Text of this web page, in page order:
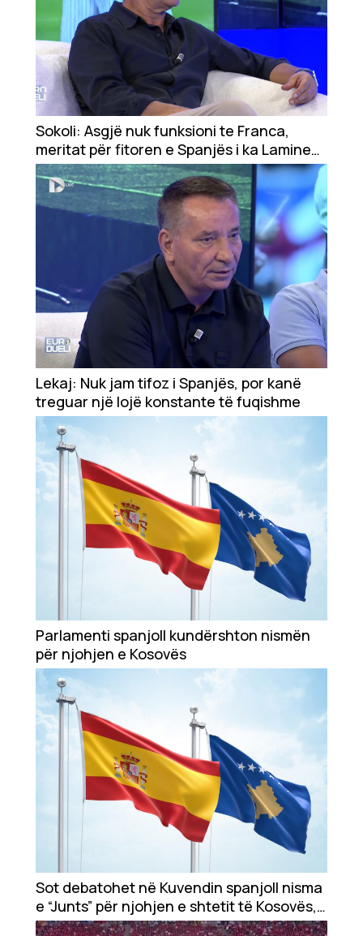
Sokoli: Asgjë nuk funksioni te Franca,
meritat për fitoren e Spanjës i ka Lamine
Yamal
Lekaj: Nuk jam tifoz i Spanjës, por kanë
treguar një lojë konstante të fuqishme
Parlamenti spanjoll kundërshton nismën
për njohjen e Kosovës
Sot debatohet në Kuvendin spanjoll nisma
e “Junts” për njohjen e shtetit të Kosovës,
votimi më 27 qershor